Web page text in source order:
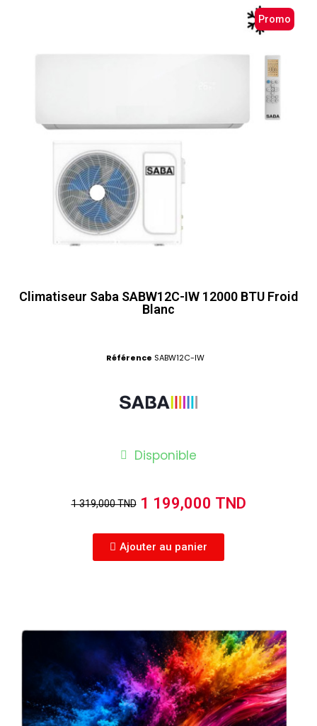
Promo
Climatiseur Saba SABW12C-IW 12000 BTU Froid
Blanc
Référence SABW12C-IW
Disponible
1 319,000 TND 1 199,000 TND
Ajouter au panier